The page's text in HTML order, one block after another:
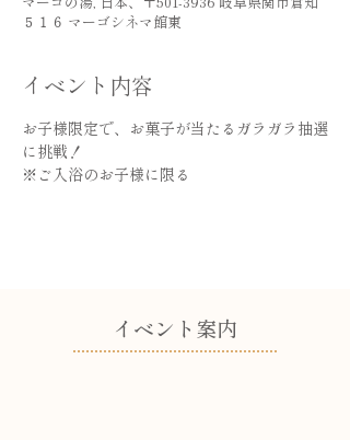
５１６ マーゴシネマ館東
イベント内容
お子様限定で、お菓子が当たるガラガラ抽選
に挑戦！
※ご入浴のお子様に限る
​イベント案内